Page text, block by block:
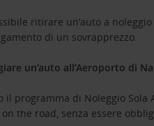
ritirare un’auto a
di un sovrapprezzo.
un’auto all’Aeroporto di
il programma di Noleggio
the road, senza essere